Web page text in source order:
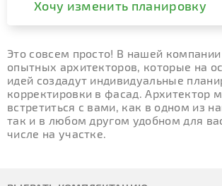
Хочу изменить планировку
Это совсем просто! В нашей
опытных архитекторов, которые на
идей создадут индивидуальные
корректировки в фасад. Архитектор
встретиться с вами, как в одном из
так и в любом другом удобном для
числе на участке.